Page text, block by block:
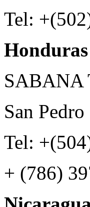
Tel:
Honduras
SABANA
San
Tel:
+ (786)